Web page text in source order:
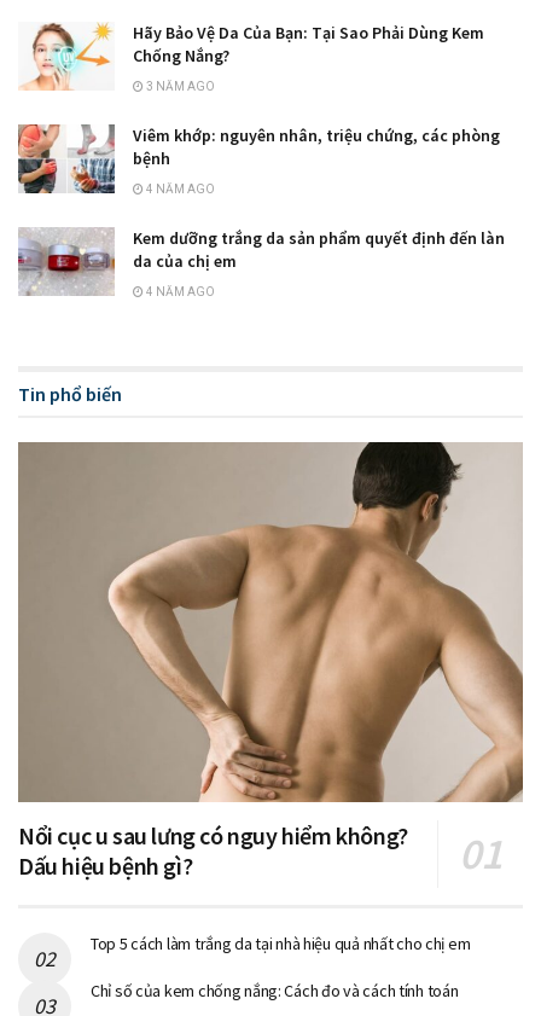
Hãy Bảo Vệ Da Của Bạn: Tại Sao Phải Dùng Kem
Chống Nắng?
3 NĂM AGO
Viêm khớp: nguyên nhân, triệu chứng, các phòng
bệnh
4 NĂM AGO
Kem dưỡng trắng da sản phẩm quyết định đến làn
da của chị em
4 NĂM AGO
Tin phổ biến
Nổi cục u sau lưng có nguy hiểm không?
Dấu hiệu bệnh gì?
Top 5 cách làm trắng da tại nhà hiệu quả nhất cho chị em
Chỉ số của kem chống nắng: Cách đo và cách tính toán